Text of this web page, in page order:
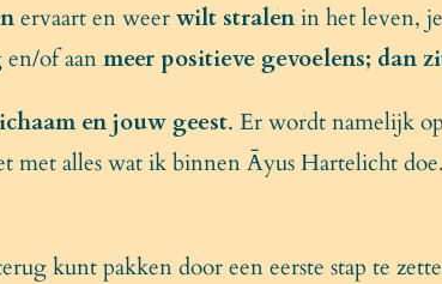
ervaart en weerwilt stralenin het leven,
en/of aanmeer positieve gevoelens; dan
en jouw geest. Er wordt namelijk
met alles wat ik binnen Āyus Hartelicht
kunt pakken door een eerste stap te